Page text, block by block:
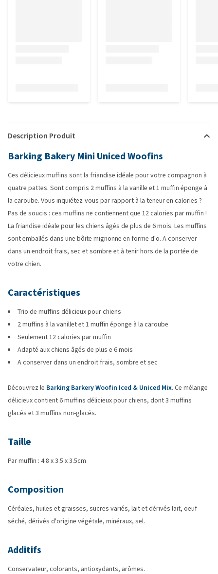
Description Produit
Barking Bakery Mini Uniced Woofins
Ces délicieux muffins sont la friandise idéale pour votre compagnon à
quatre pattes. Sont compris 2 muffins à la vanille et 1 muffin éponge à
la caroube. Vous inquiétez-vous par rapport à la teneur en calories ?
Pas de soucis : ces muffins ne contiennent que 12 calories par muffin !
La friandise idéale pour les chiens âgés de plus de 6 mois. Les muffins
sont emballés dans une bôite mignonne en forme d'o. A conserver
dans un endroit frais, sec et sombre et à tenir hors de la portée de
votre chien.
Caractéristiques
Trio de muffins délicieux pour chiens
2 muffins à la vanillet et 1 muffin éponge à la caroube
Seulement 12 calories par muffin
Adapté aux chiens âgés de plus e 6 mois
A conserver dans un endroit frais, sombre et sec
Découvrez le Barking Barkery Woofin Iced & Uniced Mix. Ce mélange
délicieux contient 6 muffins délicieux pour chiens, dont 3 muffins
glacés et 3 muffins non-glacés.
Taille
Par muffin : 4.8 x 3.5 x 3.5cm
Composition
Céréales, huiles et graisses, sucres variés, lait et dérivés lait, oeuf
séché, dérivés d'origine végétale, minéraux, sel.
Additifs
Conservateur, colorants, antioxydants, arômes.